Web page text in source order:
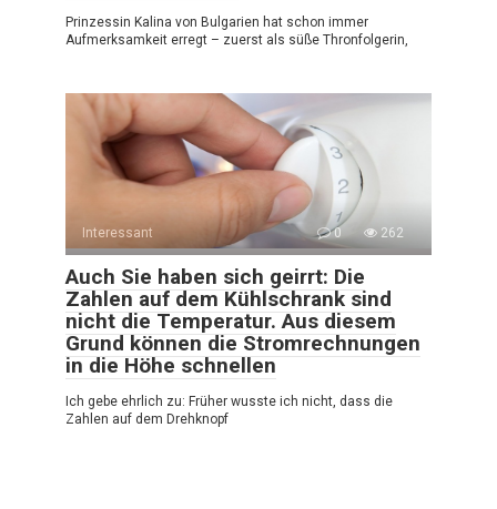
Prinzessin Kalina von Bulgarien hat schon immer
Aufmerksamkeit erregt – zuerst als süße Thronfolgerin,
Interessant 0 262
Auch Sie haben sich geirrt: Die
Zahlen auf dem Kühlschrank sind
nicht die Temperatur. Aus diesem
Grund können die Stromrechnungen
in die Höhe schnellen
Ich gebe ehrlich zu: Früher wusste ich nicht, dass die
Zahlen auf dem Drehknopf